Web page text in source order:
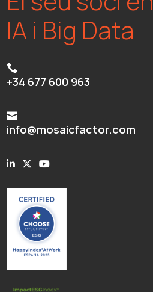
IA i Big Data

+34 677 600 963

info@mosaicfactor.com